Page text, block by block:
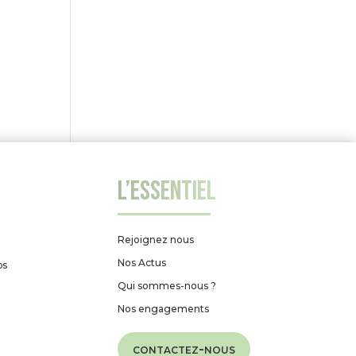
L’essentiel
Rejoignez nous
Nos Actus
Qui sommes-nous ?
Nos engagements
contactez-nous